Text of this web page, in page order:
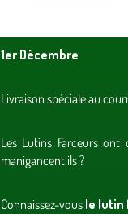
1er Décembre
Livraison spéciale au
Les Lutins Farceurs
manigancent ils ?
Connaissez-vous le lutin